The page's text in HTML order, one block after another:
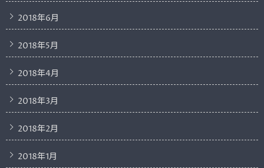
2018年6月
2018年5月
2018年4月
2018年3月
2018年2月
2018年1月